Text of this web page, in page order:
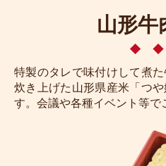
山形牛
特製のタレで味付けして煮
炊き上げた山形県産米「つ
す。会議や各種イベント等で